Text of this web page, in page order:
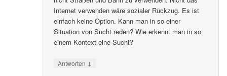
Internet verwenden wäre sozialer Rückzug. Es ist
einfach keine Option. Kann man in so einer
Situation von Sucht reden? Wie erkennt man in so
einem Kontext eine Sucht?
Antworten ↓